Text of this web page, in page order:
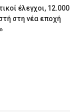
έλεγχοι, 12.000
στη νέα εποχή